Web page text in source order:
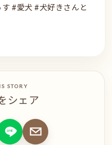
#愛犬 #犬好きさんと
STORY
シェア
LINELINE メール